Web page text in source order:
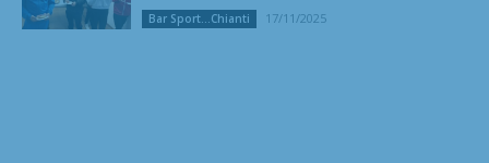
Bar Sport...Chianti 17/11/2025